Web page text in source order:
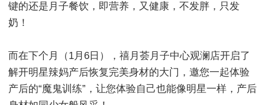
键的还是月子餐饮，即营养，又健康，不发胖，只发
奶！
而在下个月（1月6日），禧月荟月子中心观澜店开启了
解开明星辣妈产后恢复完美身材的大门，邀您一起体验
产后的“魔鬼训练”，让您体验自己也能像明星一样，产后